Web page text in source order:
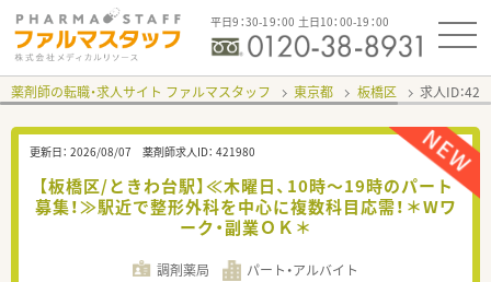
平日9：30-19：00 土日10：00-19：00
薬剤師の転職・求人サイト ファルマスタッフ 東京都 板橋区 求人ID：
更新日： 2026/08/07 薬剤師求人ID： 421980
【板橋区/ときわ台駅】≪木曜日、10時～19時のパート
募集！≫駅近で整形外科を中心に複数科目応需！＊Wワ
ーク・副業ＯＫ＊
調剤薬局 パート・アルバイト